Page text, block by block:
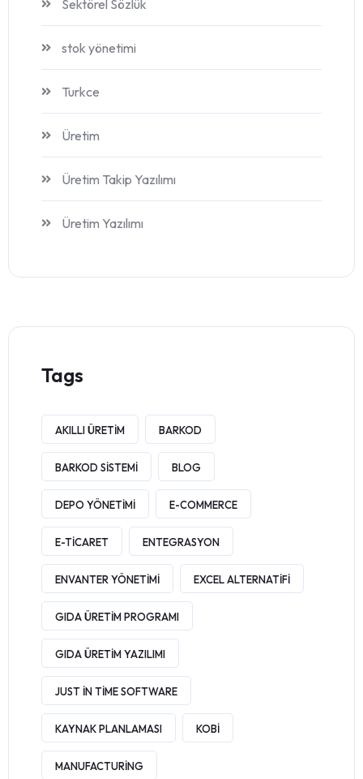
Sektörel Sözlük
stok yönetimi
Turkce
Üretim
Üretim Takip Yazılımı
Üretim Yazılımı
Tags
AKILLI ÜRETIM BARKOD
BARKOD SISTEMI BLOG
DEPO YÖNETIMI E-COMMERCE
E-TICARET ENTEGRASYON
ENVANTER YÖNETIMI EXCEL ALTERNATIFI
GIDA ÜRETIM PROGRAMI
GIDA ÜRETIM YAZILIMI
JUST IN TIME SOFTWARE
KAYNAK PLANLAMASI KOBI
MANUFACTURING